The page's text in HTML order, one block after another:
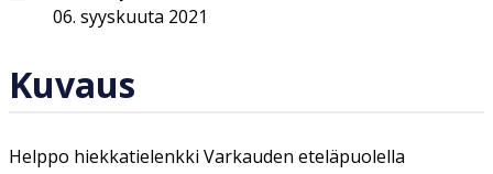
06. syyskuuta 2021
Kuvaus
Helppo hiekkatielenkki Varkauden eteläpuolella